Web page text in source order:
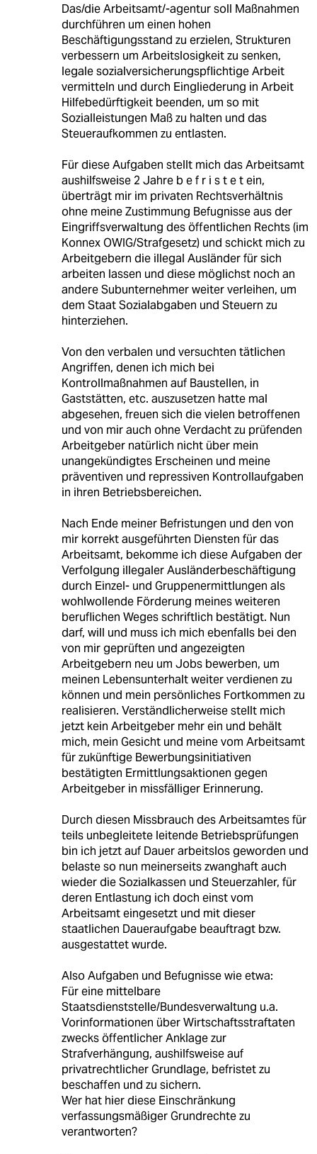
Das/die Arbeitsamt/-agentur soll Maßnahmen
durchführen um einen hohen
Beschäftigungsstand zu erzielen, Strukturen
verbessern um Arbeitslosigkeit zu senken,
legale sozialversicherungspflichtige Arbeit
vermitteln und durch Eingliederung in Arbeit
Hilfebedürftigkeit beenden, um so mit
Sozialleistungen Maß zu halten und das
Steueraufkommen zu entlasten.
Für diese Aufgaben stellt mich das Arbeitsamt
aushilfsweise 2 Jahre b e f r i s t e t ein,
überträgt mir im privaten Rechtsverhältnis
ohne meine Zustimmung Befugnisse aus der
Eingriffsverwaltung des öffentlichen Rechts (im
Konnex OWIG/Strafgesetz) und schickt mich zu
Arbeitgebern die illegal Ausländer für sich
arbeiten lassen und diese möglichst noch an
andere Subunternehmer weiter verleihen, um
dem Staat Sozialabgaben und Steuern zu
hinterziehen.
Von den verbalen und versuchten tätlichen
Angriffen, denen ich mich bei
Kontrollmaßnahmen auf Baustellen, in
Gaststätten, etc. auszusetzen hatte mal
abgesehen, freuen sich die vielen betroffenen
und von mir auch ohne Verdacht zu prüfenden
Arbeitgeber natürlich nicht über mein
unangekündigtes Erscheinen und meine
präventiven und repressiven Kontrollaufgaben
in ihren Betriebsbereichen.
Nach Ende meiner Befristungen und den von
mir korrekt ausgeführten Diensten für das
Arbeitsamt, bekomme ich diese Aufgaben der
Verfolgung illegaler Ausländerbeschäftigung
durch Einzel- und Gruppenermittlungen als
wohlwollende Förderung meines weiteren
beruflichen Weges schriftlich bestätigt. Nun
darf, will und muss ich mich ebenfalls bei den
von mir geprüften und angezeigten
Arbeitgebern neu um Jobs bewerben, um
meinen Lebensunterhalt weiter verdienen zu
können und mein persönliches Fortkommen zu
realisieren. Verständlicherweise stellt mich
jetzt kein Arbeitgeber mehr ein und behält
mich, mein Gesicht und meine vom Arbeitsamt
für zukünftige Bewerbungsinitiativen
bestätigten Ermittlungsaktionen gegen
Arbeitgeber in missfälliger Erinnerung.
Durch diesen Missbrauch des Arbeitsamtes für
teils unbegleitete leitende Betriebsprüfungen
bin ich jetzt auf Dauer arbeitslos geworden und
belaste so nun meinerseits zwanghaft auch
wieder die Sozialkassen und Steuerzahler, für
deren Entlastung ich doch einst vom
Arbeitsamt eingesetzt und mit dieser
staatlichen Daueraufgabe beauftragt bzw.
ausgestattet wurde.
Also Aufgaben und Befugnisse wie etwa:
Für eine mittelbare
Staatsdienststelle/Bundesverwaltung u.a.
Vorinformationen über Wirtschaftsstraftaten
zwecks öffentlicher Anklage zur
Strafverhängung, aushilfsweise auf
privatrechtlicher Grundlage, befristet zu
beschaffen und zu sichern.
Wer hat hier diese Einschränkung
verfassungsmäßiger Grundrechte zu
verantworten?